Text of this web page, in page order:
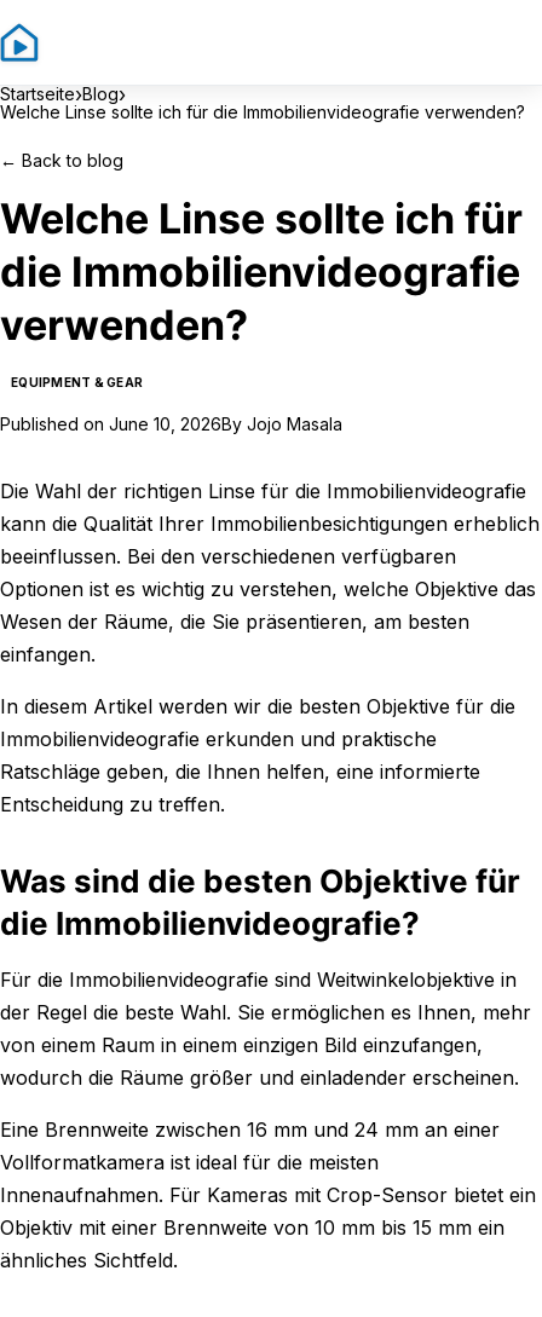
Startseite›Blog›
Welche Linse sollte ich für die Immobilienvideografie verwenden?
← Back to blog
Welche Linse sollte ich für
die Immobilienvideografie
verwenden?
EQUIPMENT & GEAR
Published on June 10, 2026By Jojo Masala
Die Wahl der richtigen Linse für die Immobilienvideografie
kann die Qualität Ihrer Immobilienbesichtigungen erheblich
beeinflussen. Bei den verschiedenen verfügbaren
Optionen ist es wichtig zu verstehen, welche Objektive das
Wesen der Räume, die Sie präsentieren, am besten
einfangen.
In diesem Artikel werden wir die besten Objektive für die
Immobilienvideografie erkunden und praktische
Ratschläge geben, die Ihnen helfen, eine informierte
Entscheidung zu treffen.
Was sind die besten Objektive für
die Immobilienvideografie?
Für die Immobilienvideografie sind Weitwinkelobjektive in
der Regel die beste Wahl. Sie ermöglichen es Ihnen, mehr
von einem Raum in einem einzigen Bild einzufangen,
wodurch die Räume größer und einladender erscheinen.
Eine Brennweite zwischen 16 mm und 24 mm an einer
Vollformatkamera ist ideal für die meisten
Innenaufnahmen. Für Kameras mit Crop-Sensor bietet ein
Objektiv mit einer Brennweite von 10 mm bis 15 mm ein
ähnliches Sichtfeld.